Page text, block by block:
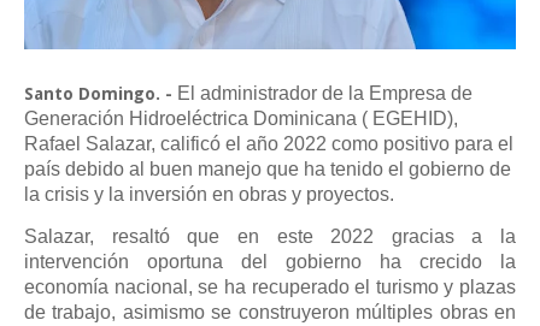
Santo Domingo. - El administrador de la Empresa de
Generación Hidroeléctrica Dominicana ( EGEHID),
Rafael Salazar, calificó el año 2022 como positivo para el
país debido al buen manejo que ha tenido el gobierno de
la crisis y la inversión en obras y proyectos.
Salazar, resaltó que en este 2022 gracias a la
intervención oportuna del gobierno ha crecido la
economía nacional, se ha recuperado el turismo y plazas
de trabajo, asimismo se construyeron múltiples obras en